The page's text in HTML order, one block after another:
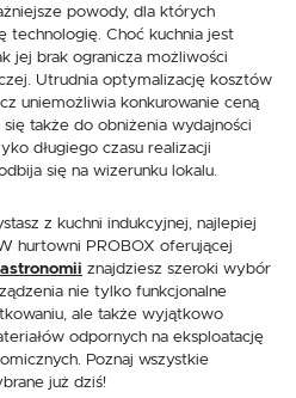
powody, dla których
technologię. Choć kuchnia jest
jej brak ogranicza możliwości
Utrudnia optymalizację kosztów
uniemożliwia konkurowanie ceną
także do obniżenia wydajności
długiego czasu realizacji
się na wizerunku lokalu.
z kuchni indukcyjnej, najlepiej
hurtowni PROBOX oferującej
znajdziesz szeroki wybór
nie tylko funkcjonalne
ale także wyjątkowo
odpornych na eksploatację
Poznaj wszystkie
już dziś!